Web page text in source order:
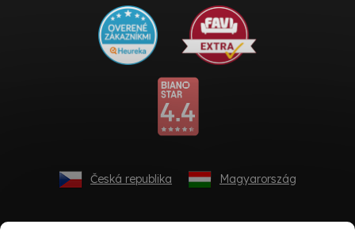
Česká republika Magyarország